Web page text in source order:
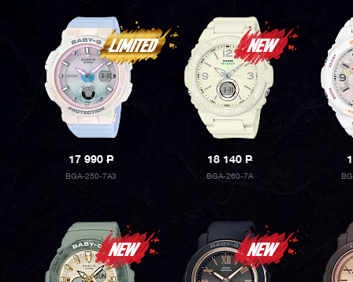
17 990P
BGA-250-7A3
18 140P
BGA-260-7A